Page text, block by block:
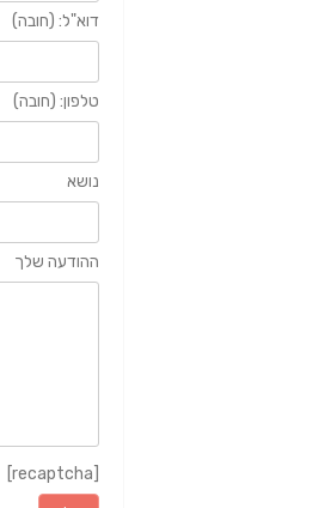
דוא"ל: (חובה)
טלפון: (חובה)
נושא
ההודעה שלך